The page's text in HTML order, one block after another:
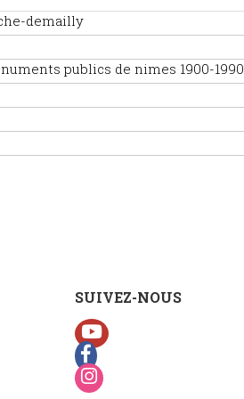
demailly
publics de nimes 1900-1990
SUIVEZ-NOUS